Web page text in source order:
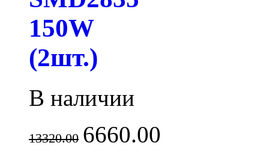
150W
(2шт.)
В наличии
13320.00 6660.00